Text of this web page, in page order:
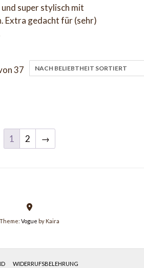
super stylisch mit
Extra gedacht für (sehr)
37
1 2 →
Theme: Vogue by Kaira
WIDERRUFSBELEHRUNG